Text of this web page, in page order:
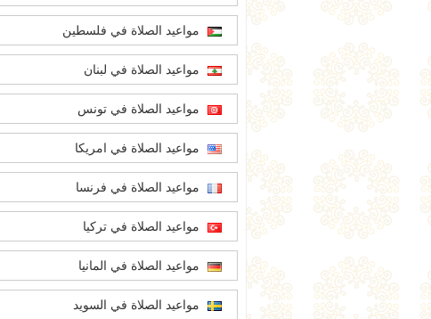
مواعيد الصلاة في فلسطين
مواعيد الصلاة في لبنان
مواعيد الصلاة في تونس
مواعيد الصلاة في امريكا
مواعيد الصلاة في فرنسا
مواعيد الصلاة في تركيا
مواعيد الصلاة في المانيا
مواعيد الصلاة في السويد